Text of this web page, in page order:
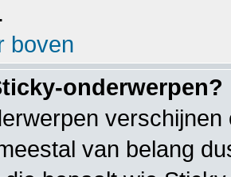
boven
onderwerpen?
van belang